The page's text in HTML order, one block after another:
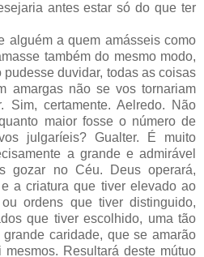
antes estar só do que ter
alguém a quem amásseis como
também do mesmo modo,
duvidar, todas as coisas
amargas não se vos tornariam
Sim, certamente. Aelredo. Não
maior fosse o número de
julgaríeis? Gualter. É muito
a grande e admirável
gozar no Céu. Deus operará,
a criatura que tiver elevado ao
ordens que tiver distinguido,
que tiver escolhido, uma tão
caridade, que se amarão
Resultará deste mútuo